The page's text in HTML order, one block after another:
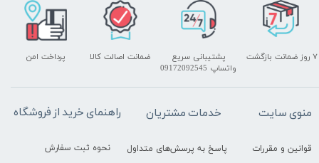
پشتیبانی سریع
واتساپ 09172092545
پرداخت امن ۷ روز ضمانت بازگشت ضمانت اصالت کالا
راهنمای خرید از فروشگاه
نحوه ثبت سفارش
خدمات مشتریان
پاسخ به پرسش‌های متداول
منوی سایت
قوانین و مقررات